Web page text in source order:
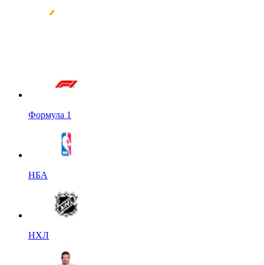
Формула 1
НБА
НХЛ